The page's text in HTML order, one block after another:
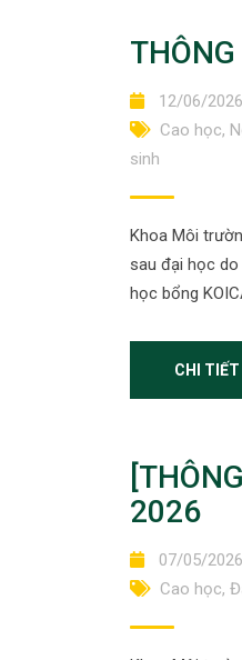
12/06/2026
Cao học,
sinh
Khoa Môi
sau đại học
học bổng
CHI TIẾT
2026
07/05/2026
Cao học,